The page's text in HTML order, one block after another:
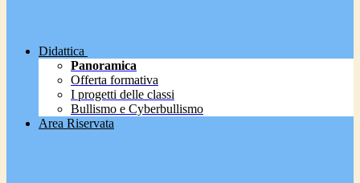
Didattica
Panoramica
Offerta formativa
I progetti delle classi
Bullismo e Cyberbullismo
Area Riservata